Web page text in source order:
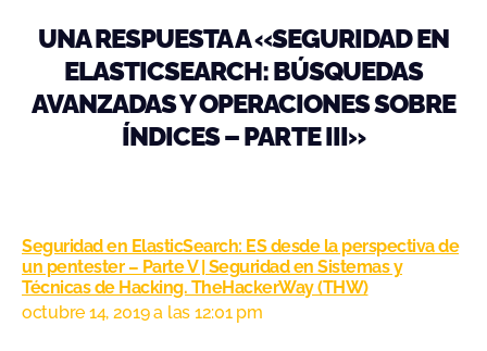
UNA RESPUESTA A «SEGURIDAD EN
ELASTICSEARCH: BÚSQUEDAS
AVANZADAS Y OPERACIONES SOBRE
ÍNDICES – PARTE III»
Seguridad en ElasticSearch: ES desde la perspectiva de
un pentester – Parte V | Seguridad en Sistemas y
Técnicas de Hacking. TheHackerWay (THW)
octubre 14, 2019 a las 12:01 pm